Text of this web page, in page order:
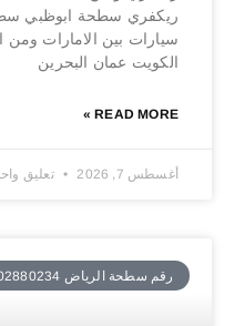
ريكفري سطحة ابوظبي
سيارات بين الامارات ومن
الكويت عمان البحرين
READ MORE »
أغسطس 7, 2026 تعليق
رقم سطحة الرياض 00971502880234